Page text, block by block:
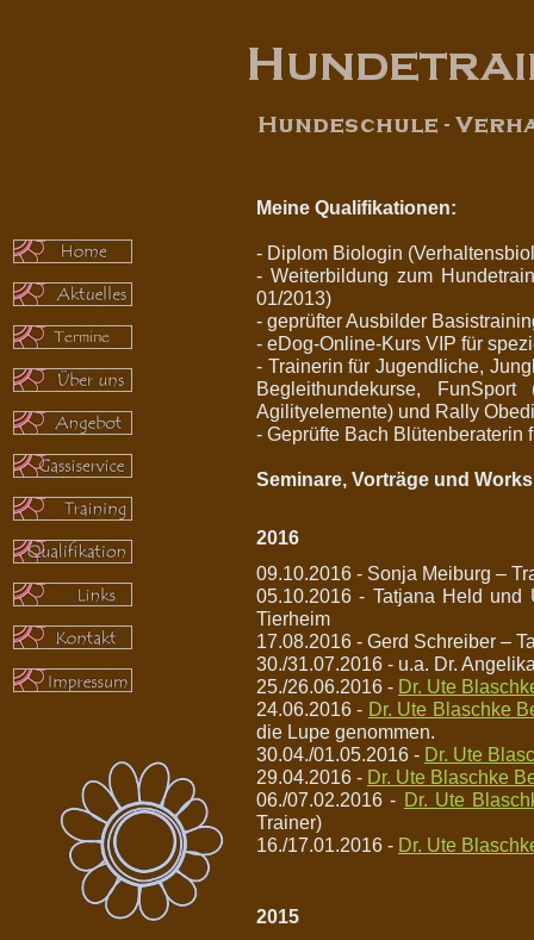
Meine Qualifikationen:
- Diplom Biologin
- Weiterbildung zum
01/2013)
- geprüfter Ausbilder
- eDog-Online-Kurs VIP für
- Trainerin für Jugendliche,
Begleithundekurse,
Agilityelemente) und Rally
- Geprüfte Bach Blütenberaterin
Seminare, Vorträge und
2016
09.10.2016 - Sonja Meiburg –
05.10.2016 - Tatjana Held
Tierheim
17.08.2016 - Gerd Schreiber –
30./31.07.2016 - u.a. Dr.
25./26.06.2016 - Dr. Ute
24.06.2016 - Dr. Ute Blaschke
die Lupe genommen.
30.04./01.05.2016 - Dr. Ute
29.04.2016 - Dr. Ute Blaschke
06./07.02.2016 - Dr. Ute
Trainer)
16./17.01.2016 - Dr. Ute
2015